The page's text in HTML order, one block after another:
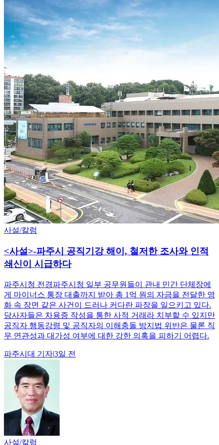
사설/칼럼
<사설>-파주시 공직기강 해이, 철저한 조사와 인적
쇄신이 시급하다
파주시청 전경파주시청 일부 공무원들이 관내 민간 단체장에
게 마이너스 통장 대출까지 받아 총 1억 원의 자금을 전달한 영
화 속 장면 같은 사건이 드러나 커다란 파장을 일으키고 있다.
당사자들은 차용증 작성을 통한 사적 거래라 치부할 수 있지만
공직자 행동강령 및 공직자의 이해충돌 방지법 위반은 물론 직
무 연관성과 대가성 여부에 대한 강한 의혹을 피하기 어렵다.
파주시대 기자|3일 전
사설/칼럼